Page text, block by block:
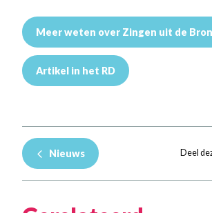
Meer weten over Zingen uit de Bron
Artikel in het RD
Nieuws Deel